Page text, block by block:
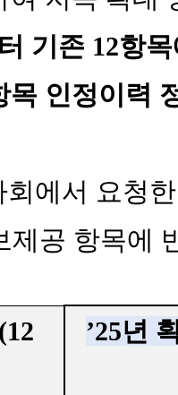
기존 12항
목 인정이력
회에서 요청
제공 항목에
(12
’25년